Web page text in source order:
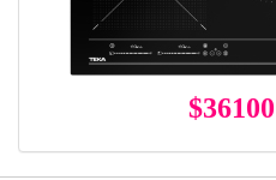
$36100